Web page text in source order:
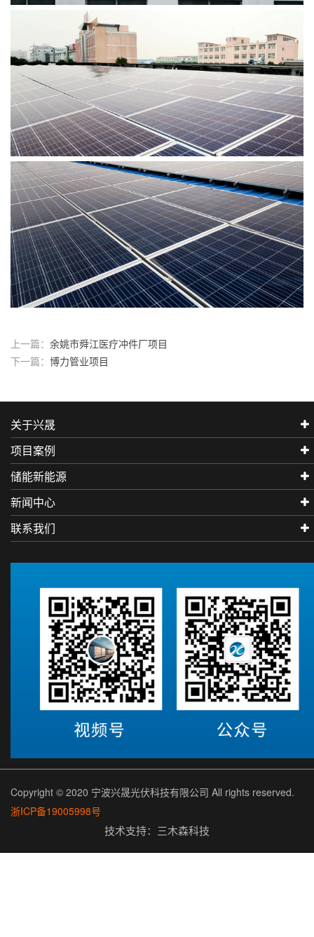
上一篇： 余姚市舜江医疗冲件厂项目
下一篇： 博力管业项目
关于兴晟
项目案例
储能新能源
新闻中心
联系我们
Copyright © 2020 宁波兴晟光伏科技有限公司 All rights reserved.
浙ICP备19005998号
技术支持： 三木森科技